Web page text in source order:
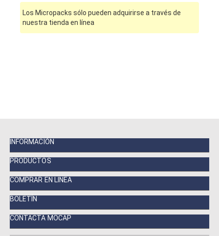
Los Micropacks sólo pueden adquirirse a través de
nuestra tienda en línea
INFORMACIÓN
PRODUCTOS
COMPRAR EN LINEA
BOLETÍN
CONTACTA MOCAP